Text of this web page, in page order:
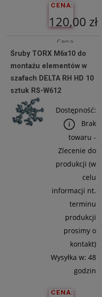
CENA:
120,00 zł
Cena
netto:
97,56 zł
Do
Koszyka
Śruby TORX M6x10 do
montażu elementów w
szafach DELTA RH HD 10
sztuk RS-W612
Dostępność:
Brak
towaru -
Zlecenie do
produkcji (w
celu
informacji nt.
terminu
produkcji
prosimy o
kontakt)
Wysyłka w: 48
godzin
CENA: